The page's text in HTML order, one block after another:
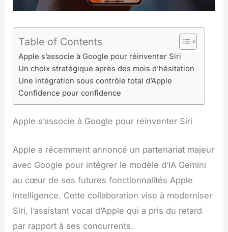
Table of Contents
Apple s’associe à Google pour réinventer Siri
Un choix stratégique après des mois d’hésitation
Une intégration sous contrôle total d’Apple
Confidence pour confidence
Apple s’associe à Google pour réinventer Siri
Apple a récemment annoncé un partenariat majeur
avec Google pour intégrer le modèle d’IA Gemini
au cœur de ses futures fonctionnalités Apple
Intelligence. Cette collaboration vise à moderniser
Siri, l’assistant vocal d’Apple qui a pris du retard
par rapport à ses concurrents.